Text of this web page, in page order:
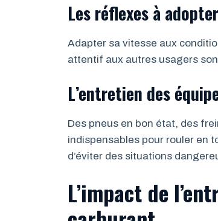
Les réflexes à
Adapter sa vitesse aux
attentif aux autres usagers
L’entretien des
Des pneus en bon état, des
indispensables pour rouler en
d’éviter des situations
L’impact de